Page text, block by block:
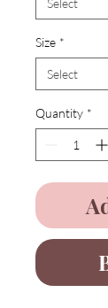
Size *
Quantity *